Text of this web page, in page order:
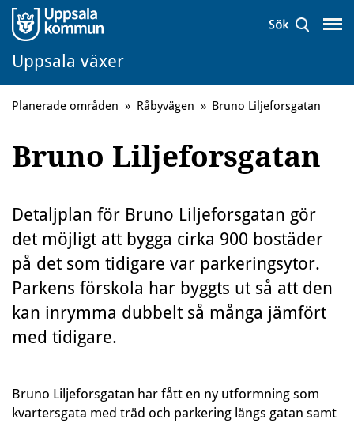
Uppsala växer
Planerade områden » Råbyvägen » Bruno Liljeforsgatan
Bruno Liljeforsgatan
Detaljplan för Bruno Liljeforsgatan gör
det möjligt att bygga cirka 900 bostäder
på det som tidigare var parkeringsytor.
Parkens förskola har byggts ut så att den
kan inrymma dubbelt så många jämfört
med tidigare.
Bruno Liljeforsgatan har fått en ny utformning som
kvartersgata med träd och parkering längs gatan samt